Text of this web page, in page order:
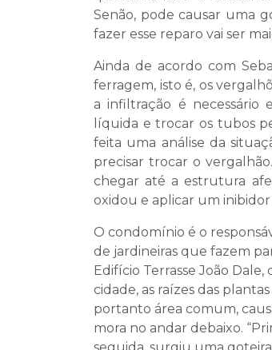
Senão, pode causar uma
fazer esse reparo vai ser
Ainda de acordo com
ferragem, isto é, os
a infiltração é necessário
líquida e trocar os tubos
feita uma análise da
precisar trocar o
chegar até a estrutura
oxidou e aplicar um
O condomínio é o
de jardineiras que fazem
Edifício Terrasse João
cidade, as raízes das
portanto área comum,
mora no andar debaixo.
seguida, surgiu uma